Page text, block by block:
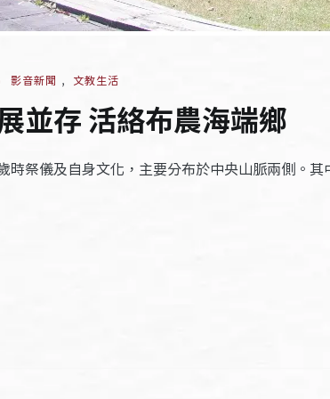
影音新聞 , 文教生活
並存 活絡布農海端鄉
時祭儀及自身文化，主要分布於中央山脈兩側。